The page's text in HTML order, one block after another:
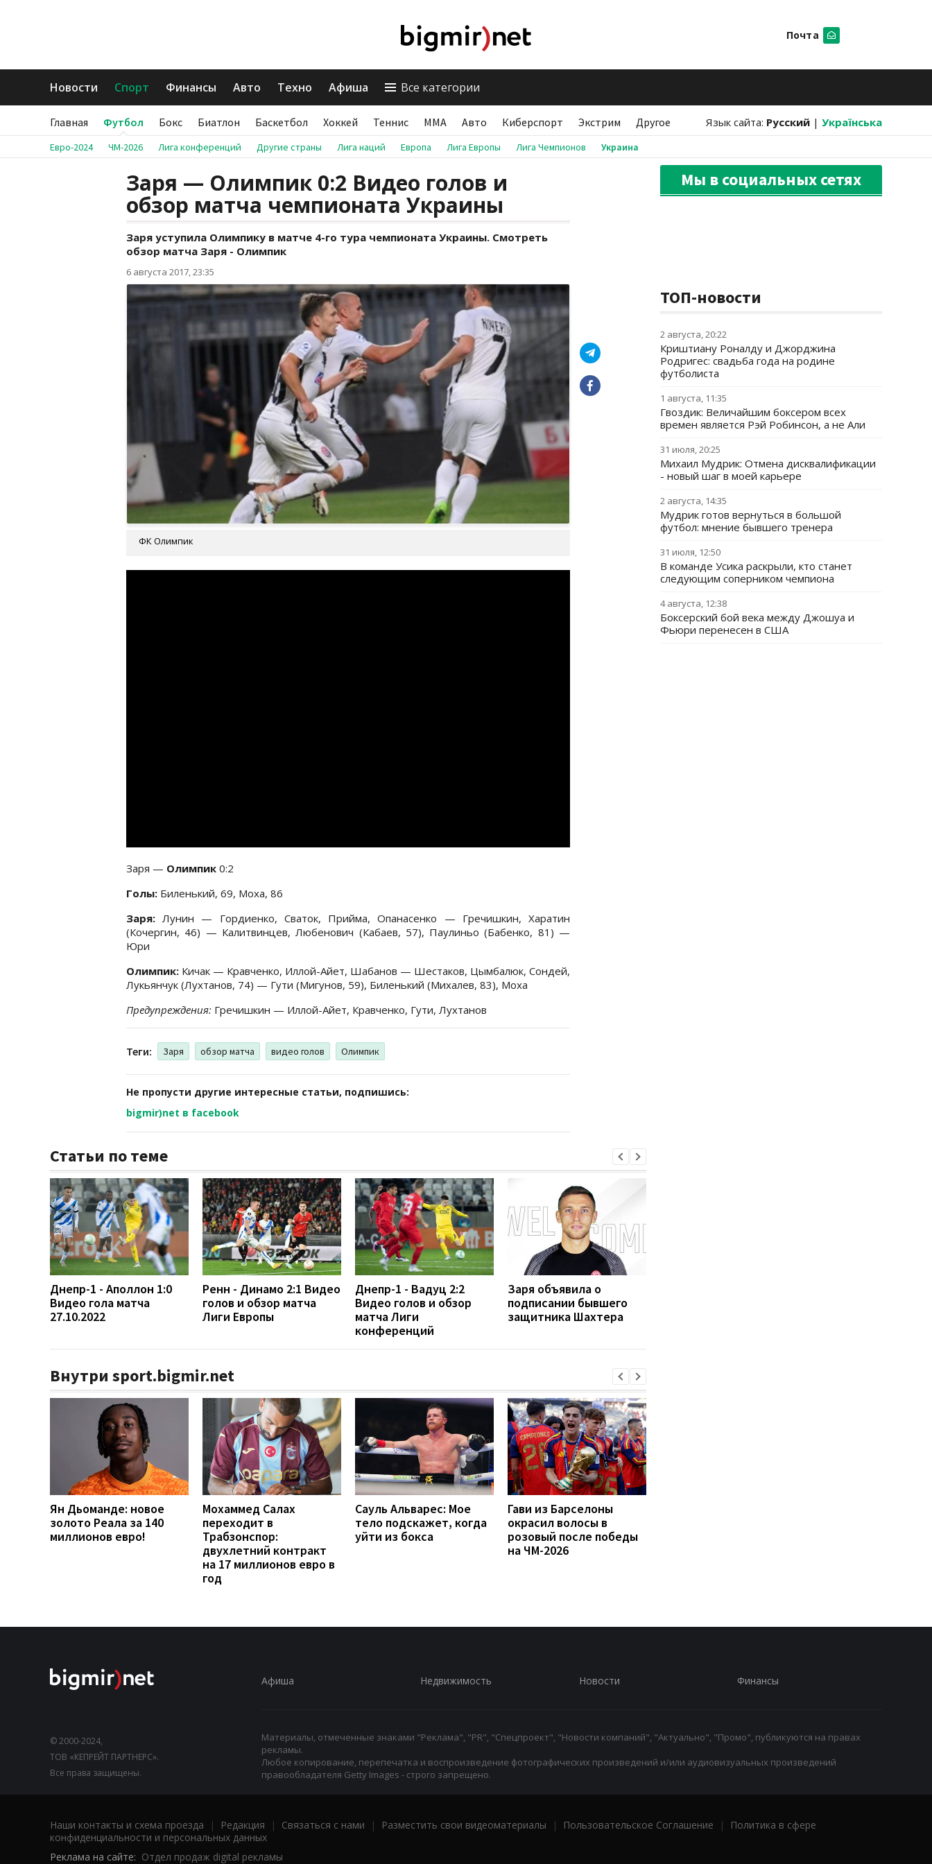
Почта
Новости Спорт Финансы Авто Техно Афиша Все категории
Главная Футбол Бокс Биатлон Баскетбол Хоккей Теннис ММА Авто Киберспорт Экстрим Другое Язык сайта: Русский | Українська
Евро-2024 ЧМ-2026 Лига конференций Другие страны Лига наций Европа Лига Европы Лига Чемпионов Украина
Заря — Олимпик 0:2 Видео голов и
обзор матча чемпионата Украины
Заря уступила Олимпику в матче 4-го тура чемпионата Украины. Смотреть
обзор матча Заря - Олимпик
6 августа 2017, 23:35
ФК Олимпик
Заря — Олимпик 0:2
Голы: Биленький, 69, Моха, 86
Заря: Лунин — Гордиенко, Сваток, Прийма, Опанасенко — Гречишкин, Харатин
(Кочергин, 46) — Калитвинцев, Любенович (Кабаев, 57), Паулиньо (Бабенко, 81) —
Юри
Олимпик: Кичак — Кравченко, Иллой-Айет, Шабанов — Шестаков, Цымбалюк, Сондей,
Лукьянчук (Лухтанов, 74) — Гути (Мигунов, 59), Биленький (Михалев, 83), Моха
Предупреждения: Гречишкин — Иллой-Айет, Кравченко, Гути, Лухтанов
Теги: Заря обзор матча видео голов Олимпик
Не пропусти другие интересные статьи, подпишись:
bigmir)net в facebook
Статьи по теме
Днепр-1 - Аполлон 1:0
Видео гола матча
27.10.2022
Ренн - Динамо 2:1 Видео
голов и обзор матча
Лиги Европы
Днепр-1 - Вадуц 2:2
Видео голов и обзор
матча Лиги
конференций
Заря объявила о
подписании бывшего
защитника Шахтера
Внутри sport.bigmir.net
Ян Дьоманде: новое
золото Реала за 140
миллионов евро!
Мохаммед Салах
переходит в
Трабзонспор:
двухлетний контракт
на 17 миллионов евро в
год
Сауль Альварес: Мое
тело подскажет, когда
уйти из бокса
Гави из Барселоны
окрасил волосы в
розовый после победы
на ЧМ-2026
Мы в социальных сетях
ТОП-новости
2 августа, 20:22
Криштиану Роналду и Джорджина
Родригес: свадьба года на родине
футболиста
1 августа, 11:35
Гвоздик: Величайшим боксером всех
времен является Рэй Робинсон, а не Али
31 июля, 20:25
Михаил Мудрик: Отмена дисквалификации
- новый шаг в моей карьере
2 августа, 14:35
Мудрик готов вернуться в большой
футбол: мнение бывшего тренера
31 июля, 12:50
В команде Усика раскрыли, кто станет
следующим соперником чемпиона
4 августа, 12:38
Боксерский бой века между Джошуа и
Фьюри перенесен в США
© 2000-2024,
ТОВ «КЕПРЕЙТ ПАРТНЕРС».
Все права защищены.
Афиша Недвижимость Новости Финансы
Материалы, отмеченные знаками "Реклама", "PR", "Спецпроект", "Новости компаний", "Актуально", "Промо", публикуются на правах
рекламы.
Любое копирование, перепечатка и воспроизведение фотографических произведений и/или аудиовизуальных произведений
правообладателя Getty Images - строго запрещено.
Наши контакты и схема проезда | Редакция | Связаться с нами | Разместить свои видеоматериалы | Пользовательское Соглашение |
Политика в сфере
конфиденциальности и персональных данных
Реклама на сайте: Отдел продаж digital рекламы